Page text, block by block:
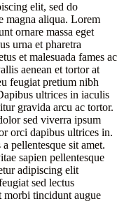
elit, sed do
magna aliqua. Lorem
ornare massa eget
urna et pharetra
et malesuada fames ac
aenean et tortor at
feugiat pretium nibh
ultrices in iaculis
gravida arcu ac tortor.
sed viverra ipsum
orci dapibus ultrices in.
pellentesque sit amet.
sapien pellentesque
adipiscing elit
sed lectus
morbi tincidunt augue